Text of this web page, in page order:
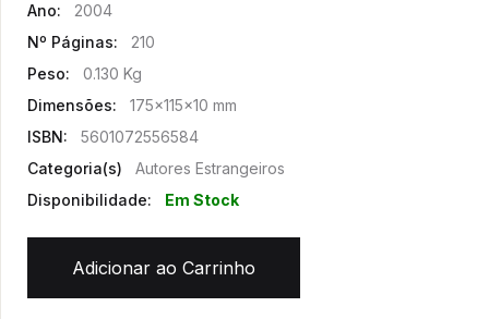
Ano:
2004
Nº Páginas:
210
Peso:
0.130 Kg
Dimensões:
175x115x10 mm
ISBN:
5601072556584
Categoria(s)
Autores Estrangeiros
Disponibilidade:
Em Stock
Adicionar ao Carrinho